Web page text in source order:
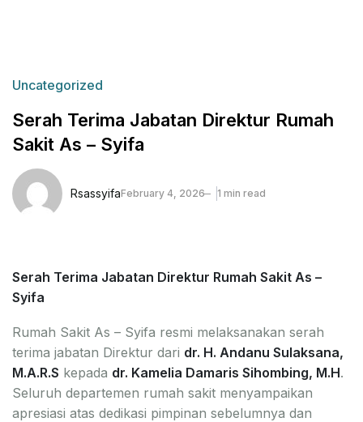
Uncategorized
Serah Terima Jabatan Direktur Rumah
Sakit As – Syifa
RsassyifaFebruary 4, 2026 1 min read
Serah Terima Jabatan Direktur Rumah Sakit As –
Syifa
Rumah Sakit As – Syifa resmi melaksanakan serah
terima jabatan Direktur dari dr. H. Andanu Sulaksana,
M.A.R.S kepada dr. Kamelia Damaris Sihombing, M.H.
Seluruh departemen rumah sakit menyampaikan
apresiasi atas dedikasi pimpinan sebelumnya dan